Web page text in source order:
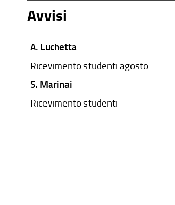
Avvisi
A. Luchetta
Ricevimento studenti agosto
S. Marinai
Ricevimento studenti